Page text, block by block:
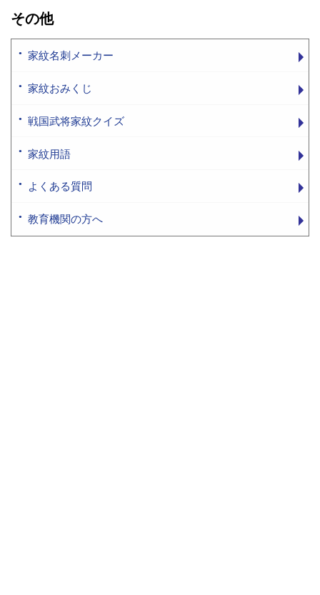
その他
家紋名刺メーカー
家紋おみくじ
戦国武将家紋クイズ
家紋用語
よくある質問
教育機関の方へ